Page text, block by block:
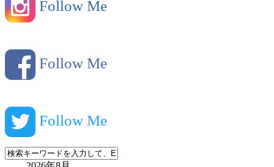
Follow Me
Follow Me
Follow Me